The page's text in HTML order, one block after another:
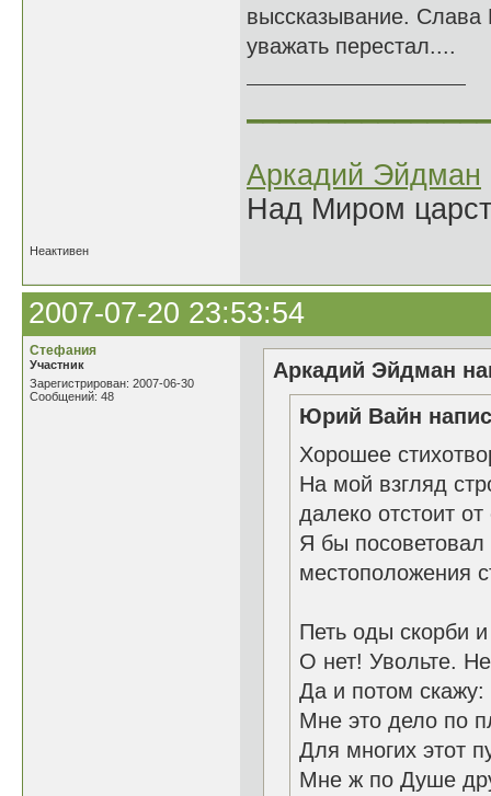
выссказывание. Слава
уважать перестал....
Аркадий Эйдман
Над Миром
Неактивен
2007-07-20 23:53:54
Стефания
Участник
Зарегистрирован: 2007-06-30
Сообщений: 48
Аркадий Эйдман
Юрий Вайн
Хорошее
На мой взгляд
далеко отстоит
Я бы посоветовал
местоположения
Петь оды скорби
О нет! Увольте.
Да и потом
Мне это дело по
Для многих этот
Мне ж по Душе